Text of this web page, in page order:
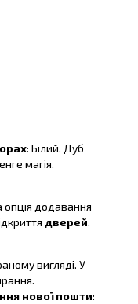
: Білий, Дуб
магія.
опція додавання
дверей.
вигляді. У
нової пошти: